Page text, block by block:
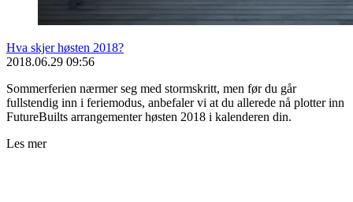
Hva skjer høsten 2018?
2018.06.29 09:56
Sommerferien nærmer seg med stormskritt, men før du går
fullstendig inn i feriemodus, anbefaler vi at du allerede nå plotter inn
FutureBuilts arrangementer høsten 2018 i kalenderen din.
Les mer